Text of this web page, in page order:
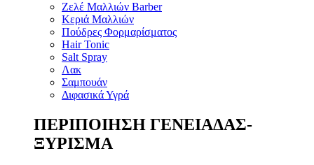
Ζελέ Μαλλιών Barber
Κεριά Μαλλιών
Πούδρες Φορμαρίσματος
Hair Tonic
Salt Spray
Λακ
Σαμπουάν
Διφασικά Υγρά
ΠΕΡΙΠΟΙΗΣΗ ΓΕΝΕΙΑΔΑΣ-
ΞΥΡΙΣΜΑ